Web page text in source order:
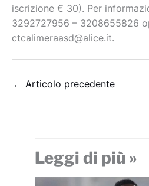
iscrizione € 30). Per
3292727956 – 3208655826
ctcalimeraasd@alice.it.
← Articolo precedente
Leggi di più »